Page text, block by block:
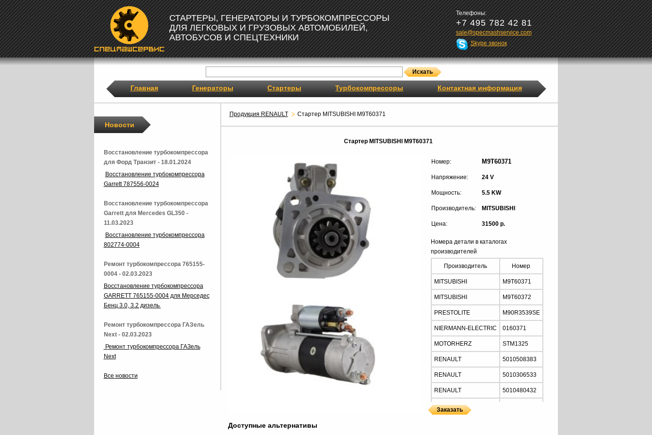
СТАРТЕРЫ, ГЕНЕРАТОРЫ И ТУРБОКОМПРЕССОРЫ
ДЛЯ ЛЕГКОВЫХ И ГРУЗОВЫХ АВТОМОБИЛЕЙ,
АВТОБУСОВ И СПЕЦТЕХНИКИ
Телефоны:
+7 495 782 42 81
sale@specmashservice.com
Skype звонок
Главная Генераторы Стартеры Турбокомпрессоры Контактная информация
Продукция RENAULT Стартер MITSUBISHI M9T60371
Стартер MITSUBISHI M9T60371
Номер: M9T60371
Напряжение: 24 V
Мощность: 5.5 KW
Производитель: MITSUBISHI
Цена: 31500 р.
Номера детали в каталогах
производителей
Производитель Номер
MITSUBISHI M9T60371
MITSUBISHI M9T60372
PRESTOLITE M90R3539SE
NIERMANN-ELECTRIC 0160371
MOTORHERZ STM1325
RENAULT 5010508383
RENAULT 5010306533
RENAULT 5010480432
RENAULT
Доступные альтернативы
Новости
Восстановление турбокомпрессора
для Форд Транзит - 18.01.2024
Восстановление турбокомпрессора
Garrett 787556-0024
Восстановление турбокомпрессора
Garrett для Mercedes GL350 -
11.03.2023
Восстановление турбокомпрессора
802774-0004
Ремонт турбокомпрессора 765155-
0004 - 02.03.2023
Восстановление турбокомпрессора
GARRETT 765155-0004 для Мерседес
Бенц 3.0, 3.2 дизель
Ремонт турбокомпрессора ГАЗель
Next - 02.03.2023
Ремонт турбокомпрессора ГАЗель
Next
Все новости